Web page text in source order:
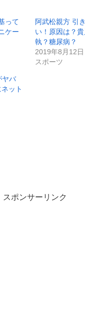
って
ケー
阿武松親方 引
い！原因は？
執？糖尿病？
2019年8月12日
スポーツ
バ
ット
スポンサーリンク